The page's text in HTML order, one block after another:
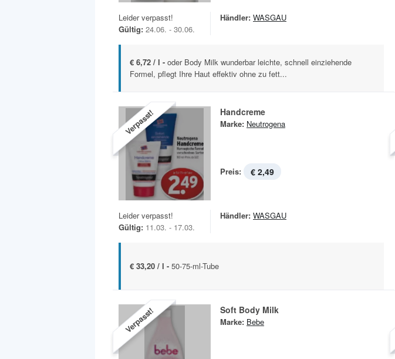
Leider verpasst!
Gültig: 24.06. - 30.06.
Händler: WASGAU
€ 6,72 / l - oder Body Milk wunderbar leichte, schnell einziehende
Formel, pflegt Ihre Haut effektiv ohne zu fett...
Verpasst! Handcreme
Marke: Neutrogena
Preis: € 2,49
Leider verpasst!
Gültig: 11.03. - 17.03.
Händler: WASGAU
€ 33,20 / l - 50-75-ml-Tube
Verpasst! Soft Body Milk
Marke: Bebe